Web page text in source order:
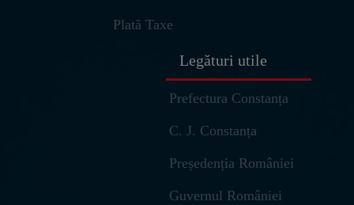
Plată Taxe
Legături utile
Prefectura Constanța
C. J. Constanța
Președenția României
Guvernul României
Ulm – Asistent Virtual